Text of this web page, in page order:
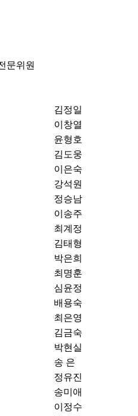
문위원
김정일
이창열
윤형호
김도웅
이은숙
강석원
정승남
이송주
최계정
김태형
박은희
최명훈
심윤정
배용숙
최은영
김금숙
박현실
송 은
정유진
송미애
이정수